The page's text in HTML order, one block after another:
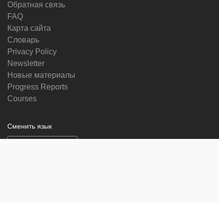
Обратная связь
FAQ
Карта сайта
Словарь
Privacy Policy
Newsletter
Новые материалы
Progress Reports
Courses
Сменить язык